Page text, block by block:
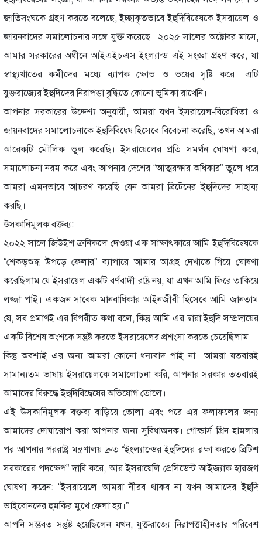
জাতিসংঘকে গ্রহণ করতে বলেছে, ইচ্ছাকৃতভাবে ইহুদিবিদ্বেষকে ইসরায়েল ও
জায়নবাদের সমালোচনার সঙ্গে যুক্ত করেছে। ২০২৫ সালের অক্টোবর মাসে,
আমার সরকারের অধীনে আইএইচএস ইংল্যান্ড এই সংজ্ঞা গ্রহণ করে, যা
স্বাস্থ্যখাতের কর্মীদের মধ্যে ব্যাপক ক্ষোভ ও ভয়ের সৃষ্টি করে। এটি
যুক্তরাজ্যের ইহুদিদের নিরাপত্তা বৃদ্ধিতে কোনো ভূমিকা রাখেনি।
আপনার সরকারের উদ্দেশ্য অনুযায়ী, আমরা যখন ইসরায়েল-বিরোধিতা ও
জায়নবাদের সমালোচনাকে ইহুদিবিদ্বেষ হিসেবে বিবেচনা করেছি, তখন আমরা
আরেকটি মৌলিক ভুল করেছি। ইসরায়েলের প্রতি সমর্থন ঘোষণা করে,
সমালোচনা নরম করে এবং আপনার দেশের “আত্মরক্ষার অধিকার” তুলে ধরে
আমরা এমনভাবে আচরণ করেছি যেন আমরা ব্রিটেনের ইহুদিদের সাহায্য
করছি।
উসকানিমূলক বক্তব্য:
২০২২ সালে জিউইশ ক্রনিকলে দেওয়া এক সাক্ষাৎকারে আমি ইহুদিবিদ্বেষকে
“শেকড়শুদ্ধ উপড়ে ফেলার” ব্যাপারে আমার আগ্রহ দেখাতে গিয়ে ঘোষণা
করেছিলাম যে ইসরায়েল একটি বর্ণবাদী রাষ্ট্র নয়, যা এখন আমি ফিরে তাকিয়ে
লজ্জা পাই। একজন সাবেক মানবাধিকার আইনজীবী হিসেবে আমি জানতাম
যে, সব প্রমাণই এর বিপরীত কথা বলে, কিন্তু আমি এর দ্বারা ইহুদি সম্প্রদায়ের
একটি বিশেষ অংশকে সন্তুষ্ট করতে ইসরায়েলের প্রশংসা করতে চেয়েছিলাম।
কিন্তু অবশ্যই এর জন্য আমরা কোনো ধন্যবাদ পাই না। আমরা যতবারই
সামান্যতম ভাষায় ইসরায়েলকে সমালোচনা করি, আপনার সরকার ততবারই
আমাদের বিরুদ্ধে ইহুদিবিদ্বেষের অভিযোগ তোলে।
এই উসকানিমূলক বক্তব্য বাড়িয়ে তোলা এবং পরে এর ফলাফলের জন্য
আমাদের দোষারোপ করা আপনার জন্য সুবিধাজনক। গোল্ডার্স গ্রিন হামলার
পর আপনার পররাষ্ট্র মন্ত্রণালয় দ্রুত “ইংল্যান্ডের ইহুদিদের রক্ষা করতে ব্রিটিশ
সরকারের পদক্ষেপ” দাবি করে, আর ইসরায়েলি প্রেসিডেন্ট আইজ্যাক হারজগ
ঘোষণা করেন: “ইসরায়েলে আমরা নীরব থাকব না যখন আমাদের ইহুদি
ভাইবোনদের হুমকির মুখে ফেলা হয়।”
আপনি সম্ভবত সন্তুষ্ট হয়েছিলেন যখন, যুক্তরাজ্যে নিরাপত্তাহীনতার পরিবেশ